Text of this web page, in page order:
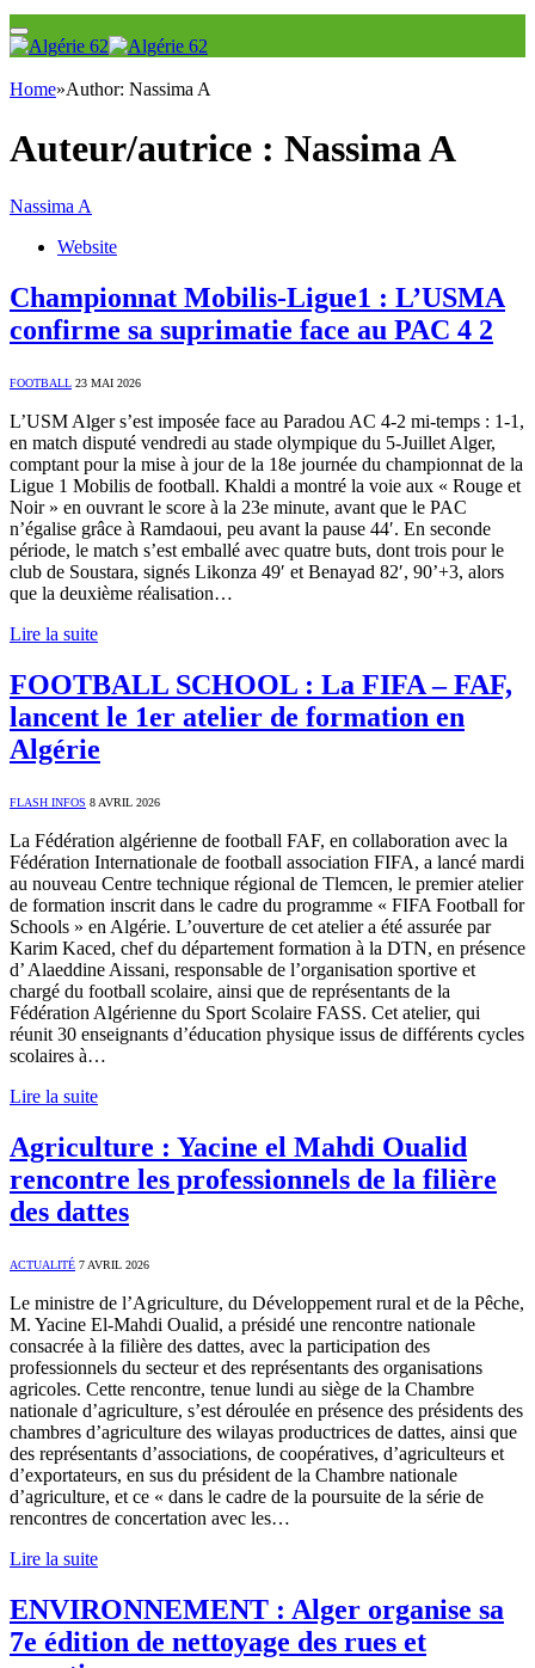
Home»Author: Nassima A
Auteur/autrice : Nassima A
Nassima A
Website
Championnat Mobilis-Ligue1 : L’USMA
confirme sa suprimatie face au PAC 4 2
FOOTBALL 23 MAI 2026
L’USM Alger s’est imposée face au Paradou AC 4-2 mi-temps : 1-1,
en match disputé vendredi au stade olympique du 5-Juillet Alger,
comptant pour la mise à jour de la 18e journée du championnat de la
Ligue 1 Mobilis de football. Khaldi a montré la voie aux « Rouge et
Noir » en ouvrant le score à la 23e minute, avant que le PAC
n’égalise grâce à Ramdaoui, peu avant la pause 44′. En seconde
période, le match s’est emballé avec quatre buts, dont trois pour le
club de Soustara, signés Likonza 49′ et Benayad 82′, 90’+3, alors
que la deuxième réalisation…
Lire la suite
FOOTBALL SCHOOL : La FIFA – FAF,
lancent le 1er atelier de formation en
Algérie
FLASH INFOS 8 AVRIL 2026
La Fédération algérienne de football FAF, en collaboration avec la
Fédération Internationale de football association FIFA, a lancé mardi
au nouveau Centre technique régional de Tlemcen, le premier atelier
de formation inscrit dans le cadre du programme « FIFA Football for
Schools » en Algérie. L’ouverture de cet atelier a été assurée par
Karim Kaced, chef du département formation à la DTN, en présence
d’ Alaeddine Aissani, responsable de l’organisation sportive et
chargé du football scolaire, ainsi que de représentants de la
Fédération Algérienne du Sport Scolaire FASS. Cet atelier, qui
réunit 30 enseignants d’éducation physique issus de différents cycles
scolaires à…
Lire la suite
Agriculture : Yacine el Mahdi Oualid
rencontre les professionnels de la filière
des dattes
ACTUALITÉ 7 AVRIL 2026
Le ministre de l’Agriculture, du Développement rural et de la Pêche,
M. Yacine El-Mahdi Oualid, a présidé une rencontre nationale
consacrée à la filière des dattes, avec la participation des
professionnels du secteur et des représentants des organisations
agricoles. Cette rencontre, tenue lundi au siège de la Chambre
nationale d’agriculture, s’est déroulée en présence des présidents des
chambres d’agriculture des wilayas productrices de dattes, ainsi que
des représentants d’associations, de coopératives, d’agriculteurs et
d’exportateurs, en sus du président de la Chambre nationale
d’agriculture, et ce « dans le cadre de la poursuite de la série de
rencontres de concertation avec les…
Lire la suite
ENVIRONNEMENT : Alger organise sa
7e édition de nettoyage des rues et